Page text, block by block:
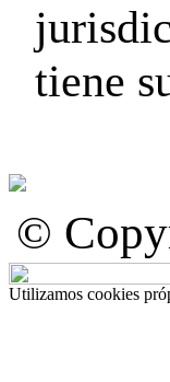
tiene
©
Utilizamos cookies